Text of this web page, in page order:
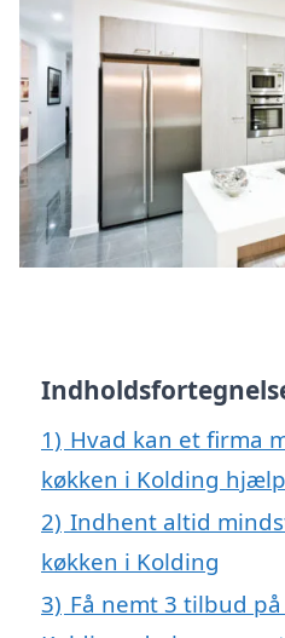
1) Hvad kan et firma
køkken i Kolding
2) Indhent altid
køkken i Kolding
3) Få nemt 3 tilbud